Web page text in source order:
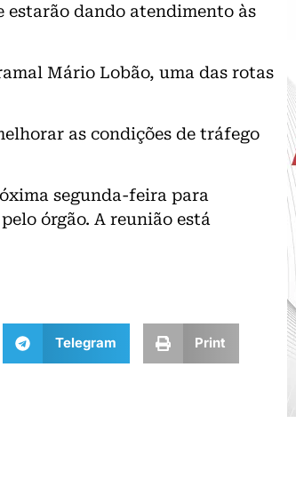
estarão dando atendimento às
Mário Lobão, uma das rotas
as condições de tráfego
segunda-feira para
órgão. A reunião está
Telegram Print